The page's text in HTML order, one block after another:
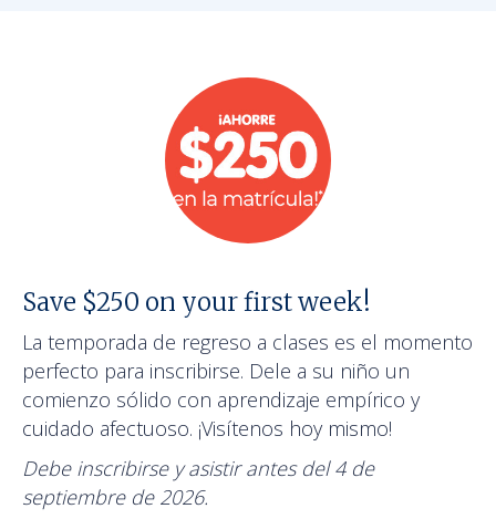
Save $250 on your first week!
La temporada de regreso a clases es el momento
perfecto para inscribirse. Dele a su niño un
comienzo sólido con aprendizaje empírico y
cuidado afectuoso. ¡Visítenos hoy mismo!
Debe inscribirse y asistir antes del 4 de
septiembre de 2026.